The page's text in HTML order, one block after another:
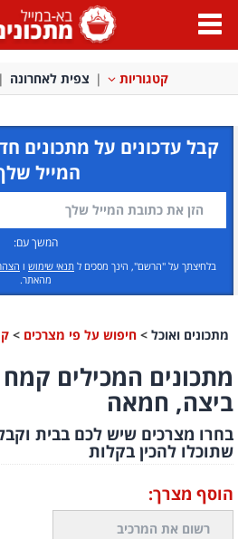
פתח
תפריט
קטגוריות צפית לאחרונה
קבל עדכונים על מתכונים
המייל
המשך עם:
בלחיצתך על "הרשם", הינך מסכים ל תנאי שימוש ו
מהאתר.
מתכונים ואוכל > חיפוש על פי מצרכים >
מתכונים המכילים קמח
ביצה, חמאה
בחרו מצרכים שיש לכם בבית
שתוכלו להכין בקלות
הוסף מצרך: